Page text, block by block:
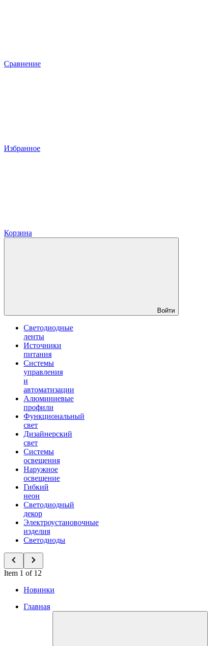
Сравнение
Избранное
Корзина
Войти
Светодиодные
ленты
Источники
питания
Системы
управления
и
автоматизации
Алюминиевые
профили
Функциональный
свет
Дизайнерский
свет
Системы
освещения
Наружное
освещение
Гибкий
неон
Светодиодный
декор
Электроустановочные
изделия
Светодиоды
Item 1 of 12
Новинки
Главная